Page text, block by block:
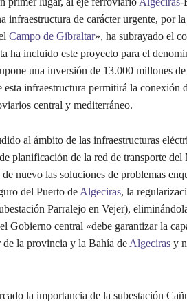
infraestructura de carácter urgente, por
Campo de Gibraltar», ha subrayado el
ha incluido este proyecto para el
una inversión de 13.000 millones
esta infraestructura permitirá la conexión
central y mediterráneo.
al ámbito de las infraestructuras
planificación de la red de transporte
nuevo las soluciones de problemas
del Puerto de Algeciras, la
Parralejo en Vejer),
Gobierno central «debe garantizar la
de la provincia y la Bahía de Algecirasy
la importancia de la subestación